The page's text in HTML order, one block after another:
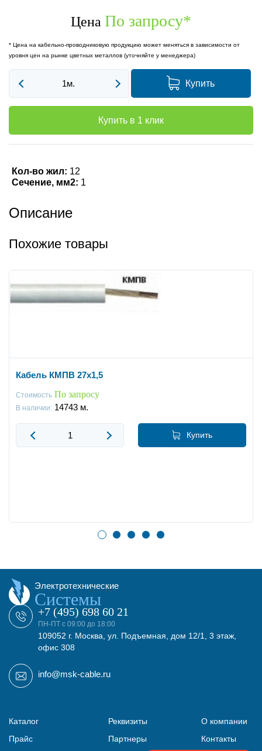
Цена По запросу*
* Цена на кабельно-проводниковую продукцию может меняться в зависимости от
уровня цен на рынке цветных металлов (уточняйте у менеджера)
Купить
Купить в 1 клик
Кол-во жил: 12
Сечение, мм2: 1
Описание
Похожие товары
Кабель КМПВ 27x1,5
Стоимость По запросу
В наличии: 14743 м.
Купить
Электротехнические
Системы
+7 (495) 698 60 21
ПН-ПТ с 09:00 до 18:00
109052 г. Москва, ул. Подъемная, дом 12/1, 3 этаж,
офис 308
info@msk-cable.ru
Каталог
Прайс
Реквизиты
Партнеры
О компании
Контакты